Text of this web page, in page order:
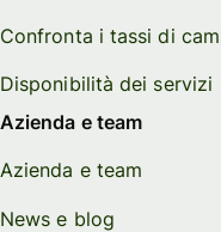
Confronta i tassi di
Disponibilità dei servizi
Azienda e team
Azienda e team
News e blog